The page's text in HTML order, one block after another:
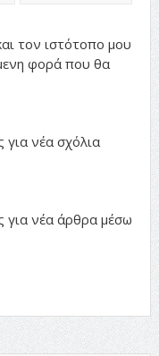
τον ιστότοπο μου
φορά που θα
για νέα σχόλια
για νέα άρθρα μέσω